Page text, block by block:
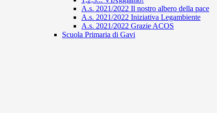
A.s. 2021/2022 Il nostro albero della pace
A.s. 2021/2022 Iniziativa Legambiente
A.s. 2021/2022 Grazie ACOS
Scuola Primaria di Gavi